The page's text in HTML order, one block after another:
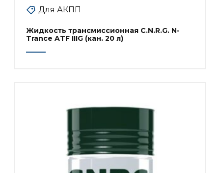
Для АКПП
Жидкость трансмиссионная C.N.R.G. N-
Trance ATF IIIG (кан. 20 л)